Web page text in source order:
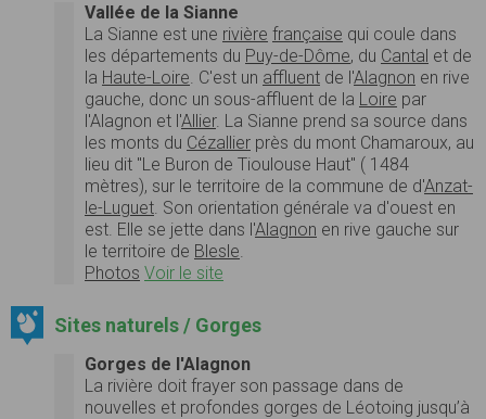
Vallée de la Sianne
La Sianne est une rivière française qui coule dans
les départements du Puy-de-Dôme, du Cantal et de
la Haute-Loire . C'est un affluent de l'Alagnon en rive
gauche, donc un sous-affluent de la Loire par
l'Alagnon et l'Allier. La Sianne prend sa source dans
les monts du Cézallier près du mont Chamaroux, au
lieu dit "Le Buron de Tioulouse Haut" ( 1484
mètres), sur le territoire de la commune de d'Anzat-
le-Luguet . Son orientation générale va d'ouest en
est. Elle se jette dans l'Alagnon en rive gauche sur
le territoire de Blesle
Photos Voir le site
Sites naturels / Gorges
Gorges de l'Alagnon
La rivière doit frayer son passage dans de
nouvelles et profondes gorges de Léotoing jusqu’à